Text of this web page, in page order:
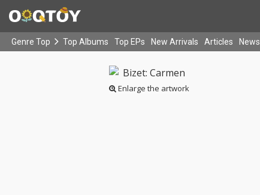
Genre Top Top Albums Top EPs New Arrivals Articles News
Enlarge the artwork